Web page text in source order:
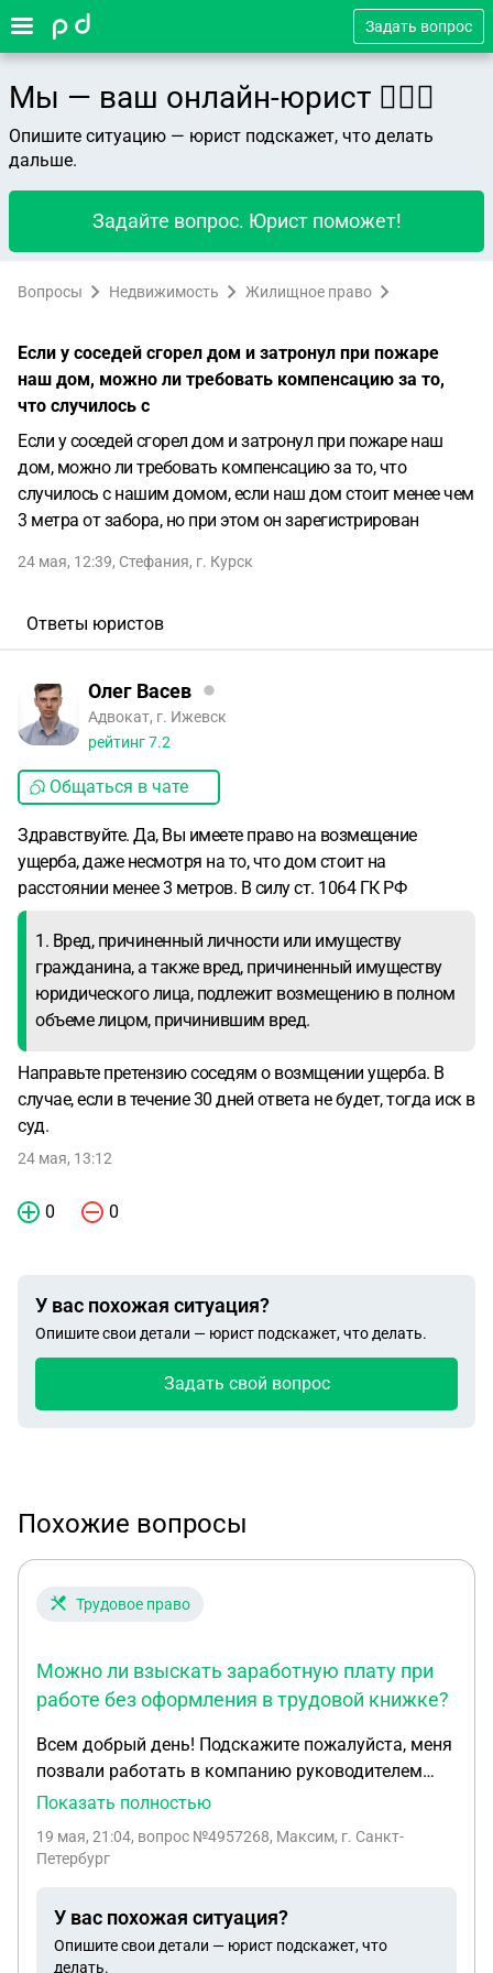
Задать вопрос
Мы — ваш онлайн-юрист 👨🏻‍⚖️
Опишите ситуацию — юрист подскажет, что делать
дальше.
Задайте вопрос. Юрист поможет!
Вопросы Недвижимость Жилищное право
Если у соседей сгорел дом и затронул при пожаре
наш дом, можно ли требовать компенсацию за то,
что случилось с
Если у соседей сгорел дом и затронул при пожаре наш
дом, можно ли требовать компенсацию за то, что
случилось с нашим домом, если наш дом стоит менее чем
3 метра от забора, но при этом он зарегистрирован
24 мая, 12:39, Стефания, г. Курск
Ответы юристов
Олег Васев
Адвокат, г. Ижевск
рейтинг7.2
Общаться в чате
Здравствуйте. Да, Вы имеете право на возмещение
ущерба, даже несмотря на то, что дом стоит на
расстоянии менее 3 метров. В силу ст. 1064 ГК РФ
1. Вред, причиненный личности или имуществу
гражданина, а также вред, причиненный имуществу
юридического лица, подлежит возмещению в полном
объеме лицом, причинившим вред.
Направьте претензию соседям о возмщении ущерба. В
случае, если в течение 30 дней ответа не будет, тогда иск в
суд.
24 мая, 13:12
0 0
У вас похожая ситуация?
Опишите свои детали — юрист подскажет, что делать.
Задать свой вопрос
Похожие вопросы
Трудовое право
Можно ли взыскать заработную плату при
работе без оформления в трудовой книжке?
Всем добрый день! Подскажите пожалуйста, меня
позвали работать в компанию руководителем
отдела маркетинга, выдвинули оффер в 300 тыс,
будет. Я согласился, вышел к ним. Почему то на
теперь двое, мы просто поделим направления,
после чего меня почему то вообще начали
Показать полностью
19 мая, 21:04, вопрос №4957268, Максим, г. Санкт-
Петербург
У вас похожая ситуация?
Опишите свои детали — юрист подскажет, что
делать.